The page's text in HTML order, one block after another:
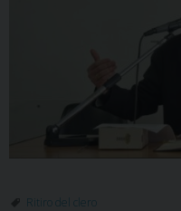
Ritiro del clero